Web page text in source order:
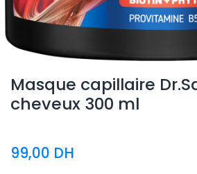
Masque capillaire
cheveux 300 ml
99,00 DH